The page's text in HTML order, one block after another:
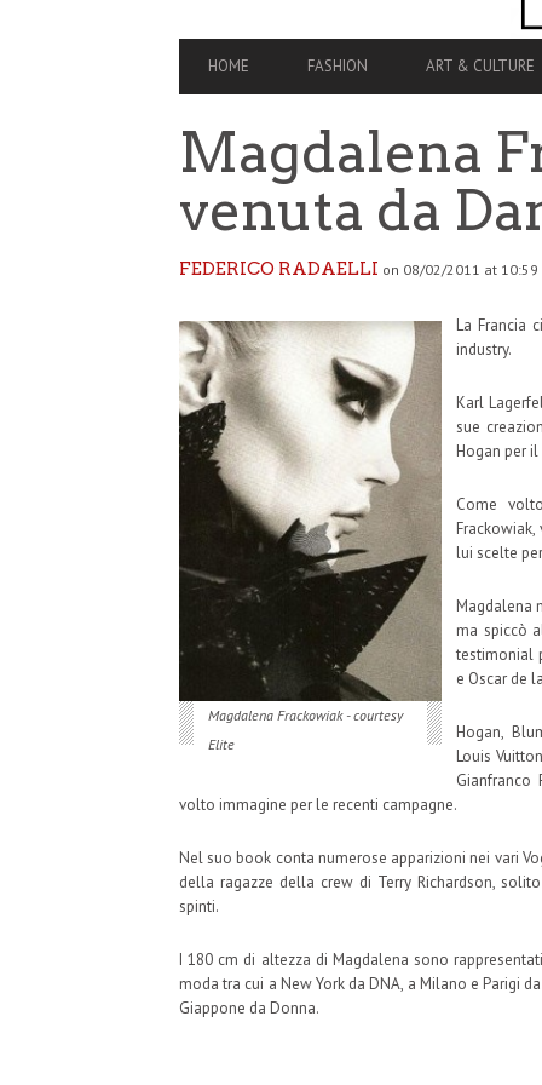
PRIMARY
NAVIGATION
HOME FASHION ART & CULTURE
Magdalena
venuta da
FEDERICO RADAELLI on 08/02/2011 at 10:59
Magdalena Frackowiak - courtesy
Elite
La Francia
industry.
Karl
sue
Hogan per
Come
lui scelte
Magdalena
ma spiccò
testimonial
e Oscar de
Hogan,
Louis
Gianfranco
volto immagine per le recenti campagne.
Nel suo book conta numerose apparizioni nei vari
della ragazze della crew di Terry Richardson,
spinti.
I 180 cm di altezza di Magdalena sono
moda tra cui a New York da DNA, a Milano e Parigi
Giappone da Donna.